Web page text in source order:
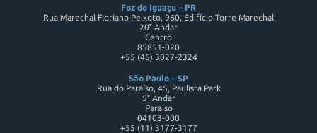
Foz do Iguaçu – PR
Rua Marechal Floriano Peixoto, 960, Edifício Torre Marechal
20° Andar
Centro
85851-020
+55 (45) 3027-2324
São Paulo – SP
Rua do Paraíso, 45, Paulista Park
5° Andar
Paraíso
04103-000
+55 (11) 3177-3177